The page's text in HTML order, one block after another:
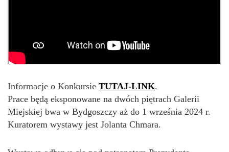
Informacje o Konkursie TUTAJ-LINK.
Prace będą eksponowane na dwóch piętrach Galerii
Miejskiej bwa w Bydgoszczy aż do 1 września 2024 r.
Kuratorem wystawy jest Jolanta Chmara.